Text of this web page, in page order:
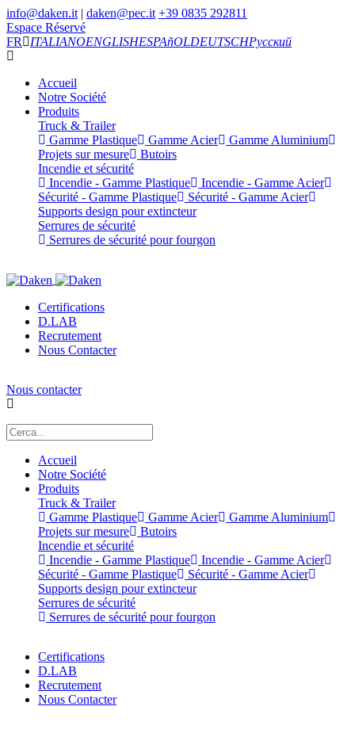
info@daken.it | daken@pec.it +39 0835 292811
Espace Réservé
FR
ITALIANOENGLISHESPAñOLDEUTSCHРусский
Accueil
Notre Société
Produits
Truck & Trailer
Gamme Plastique
Gamme Acier
Gamme Aluminium
Projets sur mesure
Butoirs
Incendie et sécurité
Incendie - Gamme Plastique
Incendie - Gamme Acier
Sécurité - Gamme Plastique
Sécurité - Gamme Acier
Supports design pour extincteur
Serrures de sécurité
Serrures de sécurité pour fourgon
Certifications
D.LAB
Recrutement
Nous Contacter
Nous contacter
Accueil
Notre Société
Produits
Truck & Trailer
Gamme Plastique
Gamme Acier
Gamme Aluminium
Projets sur mesure
Butoirs
Incendie et sécurité
Incendie - Gamme Plastique
Incendie - Gamme Acier
Sécurité - Gamme Plastique
Sécurité - Gamme Acier
Supports design pour extincteur
Serrures de sécurité
Serrures de sécurité pour fourgon
Certifications
D.LAB
Recrutement
Nous Contacter